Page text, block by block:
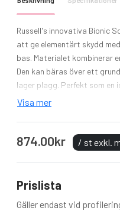
Russell's innovativa Bionic
att ge elementärt skydd
bas. Materialet kombinerar
Den kan bäras över ett
lager plagg. Perfekt som en
söker moderna ytterkläder
med sin tidlösa design är
Bionic-Finish® Eco gör att
ekologiskt sätt. Perfekt för
företagsbild för dem som
ytterkläder för att matcha
Modell: Men´s Bionic
Visa mer
874.00kr / st exkl.
Prislista
Gäller endast vid